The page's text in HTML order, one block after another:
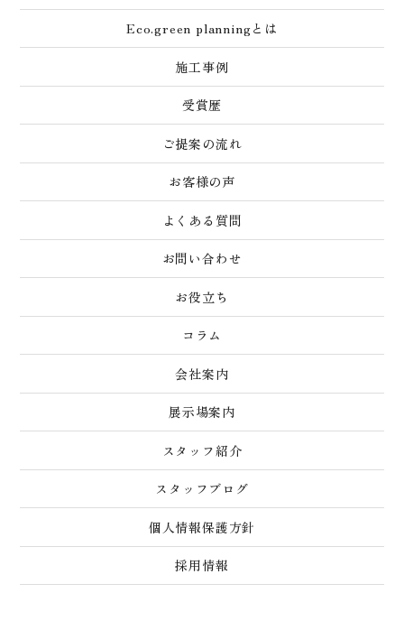
Eco.green planningとは
施工事例
受賞歴
ご提案の流れ
お客様の声
よくある質問
お問い合わせ
お役立ち
コラム
会社案内
展示場案内
スタッフ紹介
スタッフブログ
個人情報保護方針
採用情報